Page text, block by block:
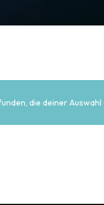
die deiner